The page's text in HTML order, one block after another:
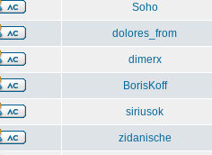
Soho
dolores_from
dimerx
BorisKoff
siriusok
zidanische